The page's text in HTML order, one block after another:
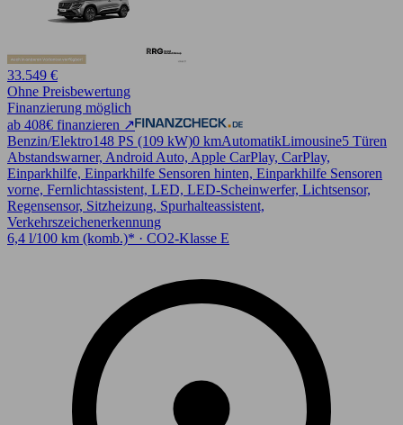
33.549 €
Ohne Preisbewertung
Finanzierung möglich
ab 408€ finanzieren ↗
Benzin/Elektro148 PS (109 kW)0 kmAutomatikLimousine5 Türen
Abstandswarner, Android Auto, Apple CarPlay, CarPlay,
Einparkhilfe, Einparkhilfe Sensoren hinten, Einparkhilfe Sensoren
vorne, Fernlichtassistent, LED, LED-Scheinwerfer, Lichtsensor,
Regensensor, Sitzheizung, Spurhalteassistent,
Verkehrszeichenerkennung
6,4 l/100 km (komb.)* · CO2-Klasse E